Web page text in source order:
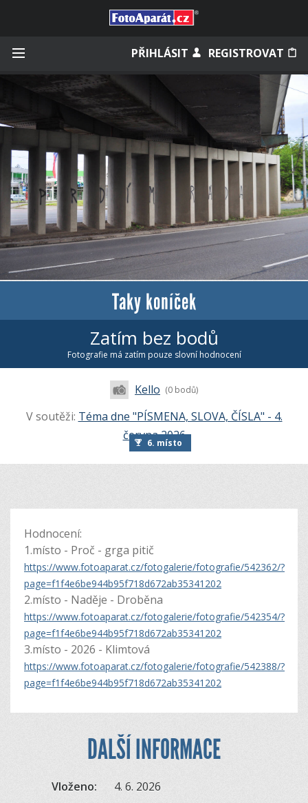
PŘIHLÁSIT REGISTROVAT
Zapamatovat
Zapomněli jste heslo?
Měli jste účet na starém webu?
Taky koníček
Zatím bez bodů
Fotografie má zatím pouze slovní hodnocení
Kello (0 bodů)
V soutěži: Téma dne "PÍSMENA, SLOVA, ČÍSLA" - 4.
června 2026
6. místo
Hodnocení:
1.místo - Proč - grga pitič
https://www.fotoaparat.cz/fotogalerie/fotografie/542362/?
page=f1f4e6be944b95f718d672ab35341202
2.místo - Naděje - Droběna
https://www.fotoaparat.cz/fotogalerie/fotografie/542354/?
page=f1f4e6be944b95f718d672ab35341202
3.místo - 2026 - Klimtová
https://www.fotoaparat.cz/fotogalerie/fotografie/542388/?
page=f1f4e6be944b95f718d672ab35341202
DALŠÍ INFORMACE
Vloženo:
4. 6. 2026